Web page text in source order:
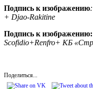
Подпись к изображению
+ Djao-Rakitine
Подпись к изображению:
Scofidio+Renfro+ КБ
Поделиться...